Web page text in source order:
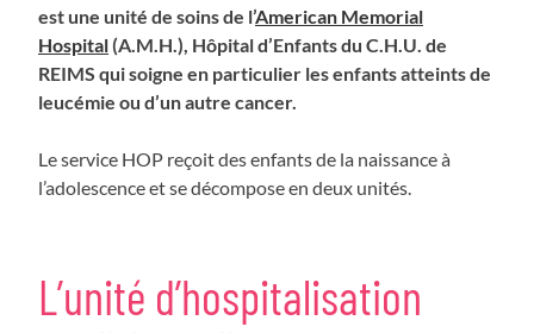
est une unité de soins de l’American Memorial
Hospital(A.M.H.), Hôpital d’Enfants du C.H.U. de
REIMS qui soigne en particulier les enfants atteints de
leucémie ou d’un autre cancer.
Le service HOP reçoit des enfants de la naissance à
l’adolescence et se décompose en deux unités.
L’unité d’hospitalisation